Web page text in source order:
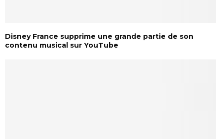
Disney France supprime une grande partie de son
contenu musical sur YouTube